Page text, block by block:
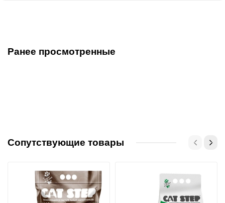
Ранее просмотренные
Сопутствующие товары